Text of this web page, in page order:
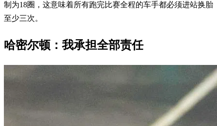
制为18圈，这意味着所有跑完比赛全程的车手都必须进站换胎
至少三次。
哈密尔顿：我承担全部责任